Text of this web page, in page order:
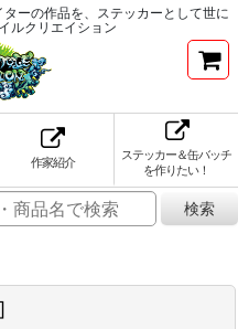
ーの作品を、ステッカーとして世に
ルクリエイション
作家紹介
ステッカー＆缶バッチ
を作りたい！
]